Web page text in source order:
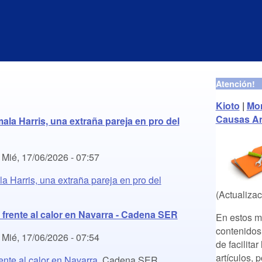
Harris, una extraña pareja en pro del
Mié, 17/06/2026 - 07:57
Harris, una extraña pareja en pro del
al calor en Navarra - Cadena SER
Mié, 17/06/2026 - 07:54
Atención!
Kioto |
Causas
En estos
de facilitar
artículos,